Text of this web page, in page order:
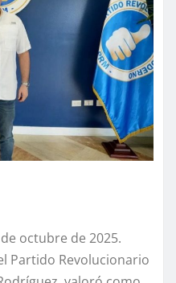
octubre de 2025.
Partido Revolucionario